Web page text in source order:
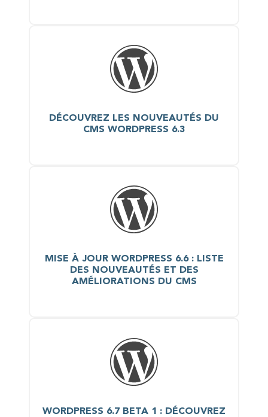
DÉCOUVREZ LES NOUVEAUTÉS DU
CMS WORDPRESS 6.3
MISE À JOUR WORDPRESS 6.6 : LISTE
DES NOUVEAUTÉS ET DES
AMÉLIORATIONS DU CMS
WORDPRESS 6.7 BETA 1 : DÉCOUVREZ